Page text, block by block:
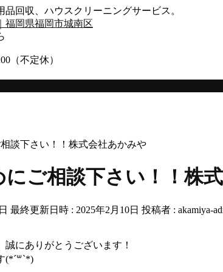
回収、ハウスクリーニングサービス。
（不定休）
談下さい！！株式会社あかみや
にご相談下さい！！株
最終更新日時 : 2025年2月10日 投稿者 : akamiya-
にありがとうございます！